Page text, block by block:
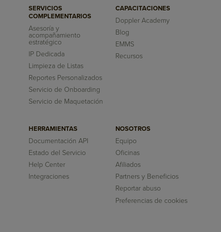
SERVICIOS
COMPLEMENTARIOS
Asesoría y
acompañamiento
estratégico
IP Dedicada
Limpieza de Listas
Reportes Personalizados
Servicio de Onboarding
Servicio de Maquetación
CAPACITACIONES
Doppler Academy
Blog
EMMS
Recursos
HERRAMIENTAS
Documentación API
Estado del Servicio
Help Center
Integraciones
NOSOTROS
Equipo
Oficinas
Afiliados
Partners y Beneficios
Reportar abuso
Preferencias de cookies